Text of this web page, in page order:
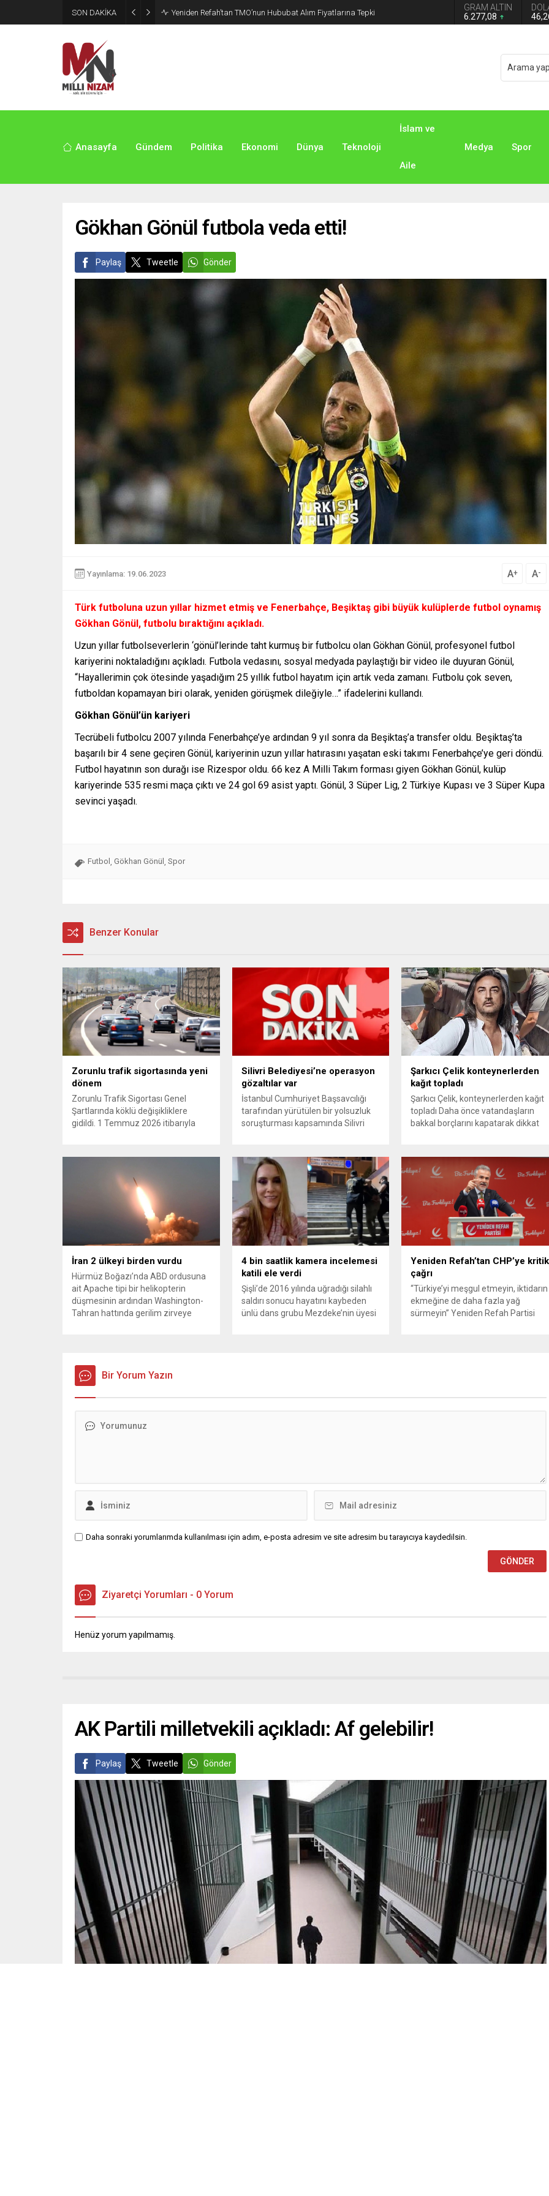
SON DAKİKA CHP’de Günaydın ve Başarır’ın grup başkanvekilliği düştü
GRAM ALTIN
6.277,08
Anasayfa Gündem Politika Ekonomi Dünya Teknoloji
İslam ve
Aile
Medya Spor
Gökhan Gönül futbola veda etti!
Paylaş Tweetle Gönder
Yayınlama: 19.06.2023 A+ A-
Türk futboluna uzun yıllar hizmet etmiş ve Fenerbahçe, Beşiktaş gibi büyük kulüplerde futbol oynamış
Gökhan Gönül, futbolu bıraktığını açıkladı.
Uzun yıllar futbolseverlerin ‘gönül’lerinde taht kurmuş bir futbolcu olan Gökhan Gönül, profesyonel futbol
kariyerini noktaladığını açıkladı. Futbola vedasını, sosyal medyada paylaştığı bir video ile duyuran Gönül,
“Hayallerimin çok ötesinde yaşadığım 25 yıllık futbol hayatım için artık veda zamanı. Futbolu çok seven,
futboldan kopamayan biri olarak, yeniden görüşmek dileğiyle…” ifadelerini kullandı.
Gökhan Gönül’ün kariyeri
Tecrübeli futbolcu 2007 yılında Fenerbahçe’ye ardından 9 yıl sonra da Beşiktaş’a transfer oldu. Beşiktaş’ta
başarılı bir 4 sene geçiren Gönül, kariyerinin uzun yıllar hatırasını yaşatan eski takımı Fenerbahçe’ye geri döndü.
Futbol hayatının son durağı ise Rizespor oldu. 66 kez A Milli Takım forması giyen Gökhan Gönül, kulüp
kariyerinde 535 resmi maça çıktı ve 24 gol 69 asist yaptı. Gönül, 3 Süper Lig, 2 Türkiye Kupası ve 3 Süper Kupa
sevinci yaşadı.
Futbol , Gökhan Gönül , Spor
Benzer Konular
Zorunlu trafik sigortasında yeni
dönem
Zorunlu Trafik Sigortası Genel
Şartlarında köklü değişikliklere
gidildi. 1 Temmuz 2026 itibarıyla
yönelik rücu (zararı rücu ettirme)
haklarını genişletirken, orijinal parça
kullanımındaki yaş sınırını kaldırıyor
ve değer kaybı ödemelerinde hak
sahibinin başvuru şartını otomatik
hale getiriyor. Hazine
Müsteşarlığına bağlı ilgili
kurumlarca...
Silivri Belediyesi’ne operasyon
gözaltılar var
İstanbul Cumhuriyet Başsavcılığı
tarafından yürütülen bir yolsuzluk
soruşturması kapsamında Silivri
Silivri Belediye Başkanı Bora
Balcıoğlu, belediye bürokratları ve
bazı iş insanlarının da bulunduğu
çok sayıda kişi hakkında gözaltı
kararı uygulandı. Emniyet güçlerinin
belediye binasındaki teknik
inceleme ve arama çalışmaları
devam ediyor. İstanbul’da...
Şarkıcı Çelik konteynerlerden
kağıt topladı
Şarkıcı Çelik, konteynerlerden kağıt
topladı Daha önce vatandaşların
bakkal borçlarını kapatarak dikkat
Çelik, Samsun’un İlkadım ilçesinde
çöpten kağıt toplayarak geçimini
sağlayan Serpil Hanım’a destek
oldu. Çelik, sokaklardaki
konteynerlerden kağıt topladı. Ünlü
şarkıcı Çelik, Samsun’un İlkadım
ilçesinde çöpten kağıt toplayarak...
İran 2 ülkeyi birden vurdu
Hürmüz Boğazı’nda ABD ordusuna
ait Apache tipi bir helikopterin
düşmesinin ardından Washington-
Tahran hattında gerilim zirveye
Bahreyn ve Ürdün’deki Amerikan
askeri üslerini hedef alarak sert
karşılık verdi. Tahran, yeni bir ABD
duyurdu....
4 bin saatlik kamera incelemesi
katili ele verdi
Şişli’de 2016 yılında uğradığı silahlı
saldırı sonucu hayatını kaybeden
ünlü dans grubu Mezdeke’nin üyesi
azmettirici olduğu öne sürülen 2...
Yeniden Refah’tan CHP’ye kritik
çağrı
“Türkiye’yi meşgul etmeyin, iktidarın
ekmeğine de daha fazla yağ
sürmeyin” Yeniden Refah Partisi
önce anlaşın, kurultay kararı alın,
Bir Yorum Yazın
Daha sonraki yorumlarımda kullanılması için adım, e-posta adresim ve site adresim bu tarayıcıya kaydedilsin.
Ziyaretçi Yorumları - 0 Yorum
Henüz yorum yapılmamış.
AK Partili milletvekili açıkladı: Af gelebilir!
Paylaş Tweetle Gönder